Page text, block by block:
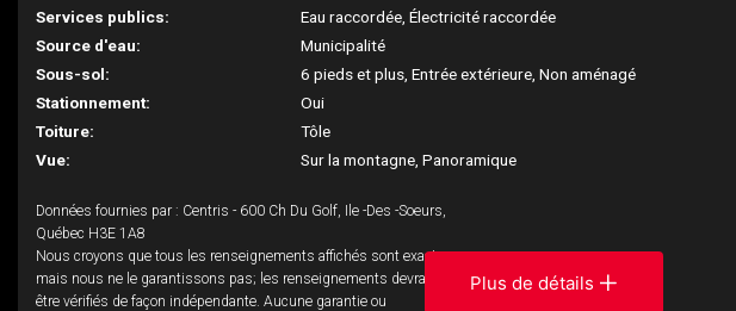
Services publics:
Eau raccordée, Électricité raccordée
Source d'eau:
Municipalité
Sous-sol:
6 pieds et plus, Entrée extérieure, Non aménagé
Stationnement:
Oui
Toiture:
Tôle
Vue:
Sur la montagne, Panoramique
Données fournies par : Centris - 600 Ch Du Golf, Ile -Des -Soeurs,
Québec H3E 1A8
Nous croyons que tous les renseignements affichés sont exacts,
mais nous ne le garantissons pas; les renseignements devraient
être vérifiés de façon indépendante. Aucune garantie ou
Plus de détails